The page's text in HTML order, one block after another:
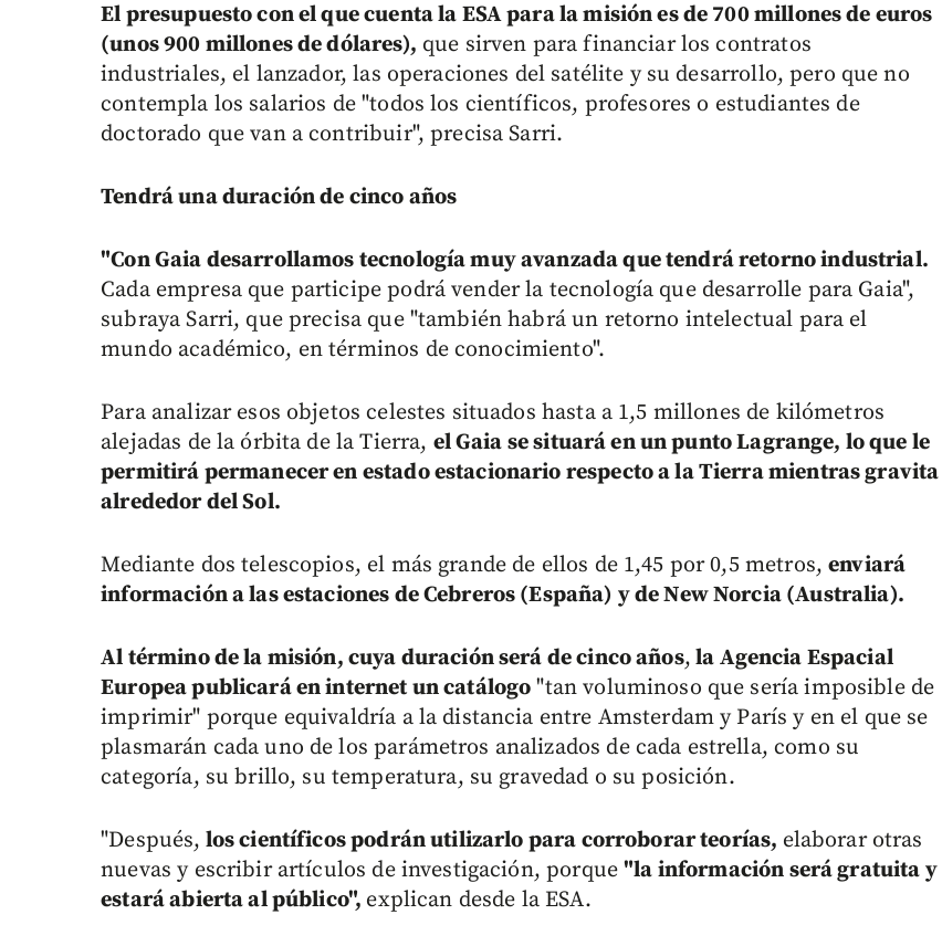
El presupuesto con el que cuenta la ESA para la misión es de 700 millones de euros
(unos 900 millones de dólares), que sirven para financiar los contratos
industriales, el lanzador, las operaciones del satélite y su desarrollo, pero que no
contempla los salarios de "todos los científicos, profesores o estudiantes de
doctorado que van a contribuir", precisa Sarri.
Tendrá una duración de cinco años
"Con Gaia desarrollamos tecnología muy avanzada que tendrá retorno industrial.
Cada empresa que participe podrá vender la tecnología que desarrolle para Gaia",
subraya Sarri, que precisa que "también habrá un retorno intelectual para el
mundo académico, en términos de conocimiento".
Para analizar esos objetos celestes situados hasta a 1,5 millones de kilómetros
alejadas de la órbita de la Tierra, el Gaia se situará en un punto Lagrange, lo que le
permitirá permanecer en estado estacionario respecto a la Tierra mientras gravita
alrededor del Sol.
Mediante dos telescopios, el más grande de ellos de 1,45 por 0,5 metros,enviará
información a las estaciones de Cebreros (España) y de New Norcia (Australia).
Al término de la misión, cuya duración será de cinco años, la Agencia Espacial
Europea publicará en internet un catálogo "tan voluminoso que sería imposible de
imprimir" porque equivaldría a la distancia entre Amsterdam y París y en el que se
plasmarán cada uno de los parámetros analizados de cada estrella, como su
categoría, su brillo, su temperatura, su gravedad o su posición.
"Después, los científicos podrán utilizarlo para corroborar teorías, elaborar otras
nuevas y escribir artículos de investigación, porque"la información será gratuita y
estará abierta al público", explican desde la ESA.